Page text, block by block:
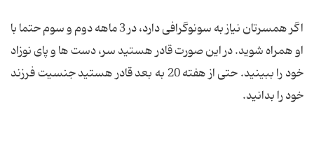
اگر همسرتان نیاز به سونوگرافی دارد، در 3 ماهه دوم و سوم حتما با
او همراه شوید. در این صورت قادر هستید سر، دست ها و پای نوزاد
خود را ببینید. حتی از هفته 20 به بعد قادر هستید جنسیت فرزند
خود را بدانید.